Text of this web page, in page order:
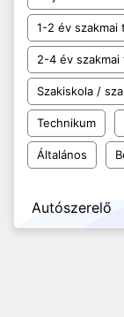
1-2 év szakmai
2-4 év szakmai
Szakiskola /
Technikum
Általános
Autószerelő